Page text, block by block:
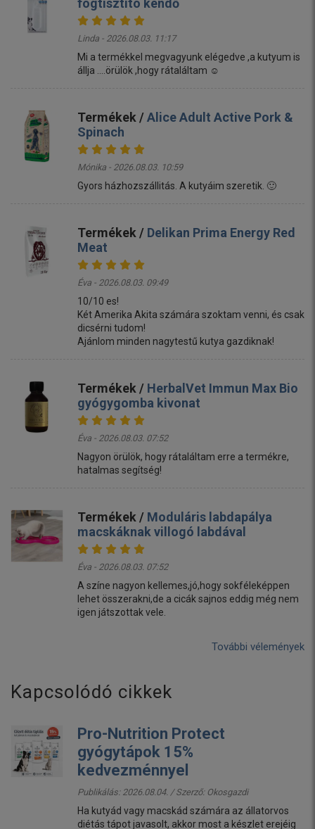
fogtisztító kendő
Linda - 2026.08.03. 11:17
Mi a termékkel megvagyunk elégedve ,a kutyum is
állja ....örülök ,hogy rátaláltam ☺️
Termékek /Alice Adult Active Pork &
Spinach
Mónika - 2026.08.03. 10:59
Gyors házhozszállitás. A kutyáim szeretik. 🙂
Termékek / Delikan Prima Energy Red
Meat
Éva - 2026.08.03. 09:49
10/10 es!
Két Amerika Akita számára szoktam venni, és csak
dicsérni tudom!
Ajánlom minden nagytestű kutya gazdiknak!
Termékek / HerbalVet Immun Max Bio
gyógygomba kivonat
Éva - 2026.08.03. 07:52
Nagyon örülök, hogy rátaláltam erre a termékre,
hatalmas segítség!
Termékek / Moduláris labdapálya
macskáknak villogó labdával
Éva - 2026.08.03. 07:52
A színe nagyon kellemes,jó,hogy sokféleképpen
lehet összerakni,de a cicák sajnos eddig még nem
igen játszottak vele.
További vélemények
Kapcsolódó cikkek
Pro-Nutrition Protect
gyógytápok 15%
kedvezménnyel
Publikálás: 2026.08.04. / Szerző: Okosgazdi
Ha kutyád vagy macskád számára az állatorvos
diétás tápot javasolt, akkor most a készlet erejéig